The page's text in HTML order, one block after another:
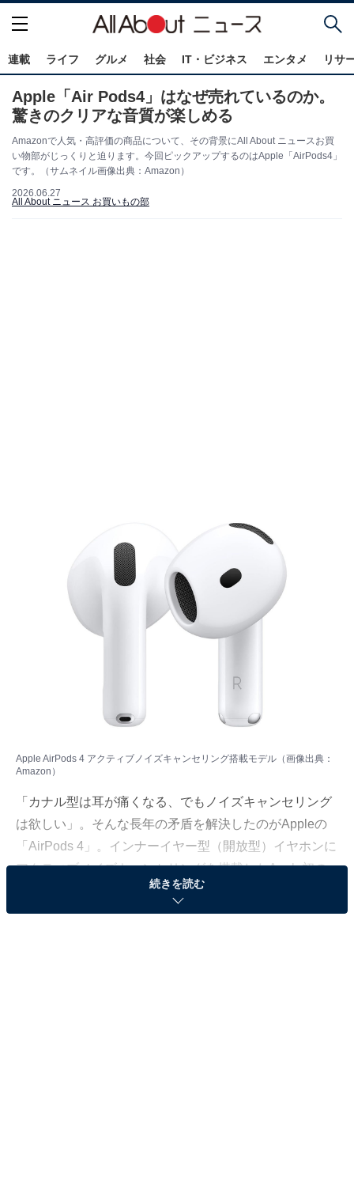
連載 ライフ グルメ 社会 IT・ビジネス エンタメ リサ
Apple「Air Pods4」はなぜ売れているのか。
驚きのクリアな音質が楽しめる
Amazonで人気・高評価の商品について、その背景にAll About ニュースお買
い物部がじっくりと迫ります。今回ピックアップするのはApple「AirPods4」
です。（サムネイル画像出典：Amazon）
2026.06.27
All About ニュース お買いもの部
Apple AirPods 4 アクティブノイズキャンセリング搭載モデル（画像出典：
Amazon）
「カナル型は耳が痛くなる、でもノイズキャンセリング
は欲しい」。そんな長年の矛盾を解決したのがAppleの
「AirPods 4」。インナーイヤー型（開放型）イヤホンに
アクティブノイズキャンセリングを搭載したApple初の
モデルとして注目を集め、発売以来高い評価を維持して
います。
続きを読む